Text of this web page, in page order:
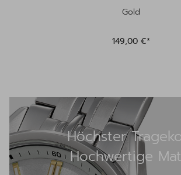
Gold
149,00 €*
Höchster
Hochwertige